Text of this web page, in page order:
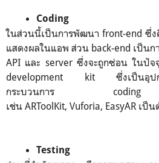
Coding
ในส่วนนี้เป็นการพัฒนา front-end ซึ่ง
แสดงผลในแอพ ส่วน back-end เป็น
API และ server ซึ่งจะถูกซ่อน ในปั
development kit ซึ่งเป็นอุปกร
กระบวนการ coding
เช่น ARToolKit, Vuforia, EasyAR เป็
Testing